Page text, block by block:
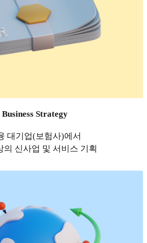
Business Strategy
대기업(보험사)에서
의 신사업 및 서비스 기획